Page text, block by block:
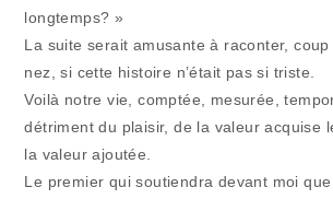
longtemps? »
La suite serait amusante à raconter,
nez, si cette histoire n’était pas si triste.
Voilà notre vie, comptée, mesurée,
détriment du plaisir, de la valeur acquise
la valeur ajoutée.
Le premier qui soutiendra devant moi